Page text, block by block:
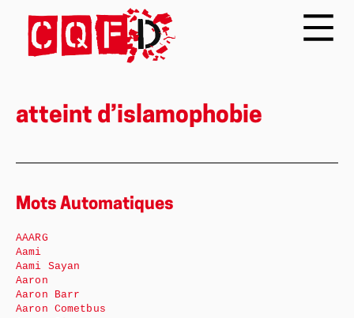
atteint d’islamophobie
Mots Automatiques
AAARG
Aami
Aami Sayan
Aaron
Aaron Barr
Aaron Cometbus